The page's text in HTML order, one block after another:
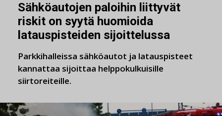
Sähköautojen paloihin liittyvät
riskit on syytä huomioida
latauspisteiden sijoittelussa
Parkkihalleissa sähköautot ja latauspisteet
kannattaa sijoittaa helppokulkuisille
siirtoreiteille.